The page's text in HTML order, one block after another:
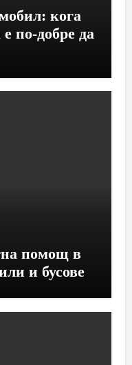
кога
по-добре да
помощ в
и бусове